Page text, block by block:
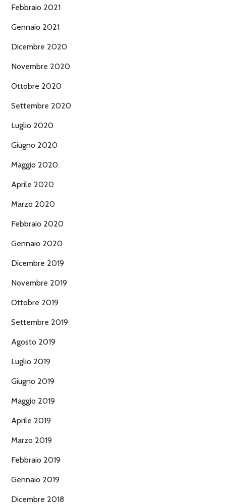
Febbraio 2021
Gennaio 2021
Dicembre 2020
Novembre 2020
Ottobre 2020
Settembre 2020
Luglio 2020
Giugno 2020
Maggio 2020
Aprile 2020
Marzo 2020
Febbraio 2020
Gennaio 2020
Dicembre 2019
Novembre 2019
Ottobre 2019
Settembre 2019
Agosto 2019
Luglio 2019
Giugno 2019
Maggio 2019
Aprile 2019
Marzo 2019
Febbraio 2019
Gennaio 2019
Dicembre 2018